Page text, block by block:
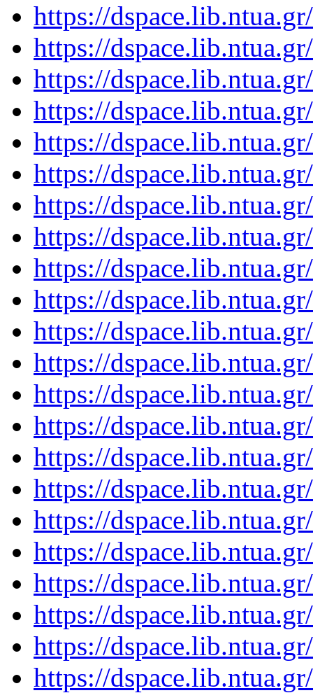
https://
https://
https://
https://
https://
https://
https://
https://
https://
https://
https://
https://
https://
https://
https://
https://
https://
https://
https://
https://
https://
https://